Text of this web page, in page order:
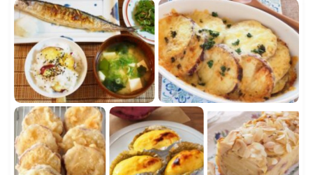
鶏肉料理
豚肉料理
牛肉料理
ひき肉料理
魚介料理